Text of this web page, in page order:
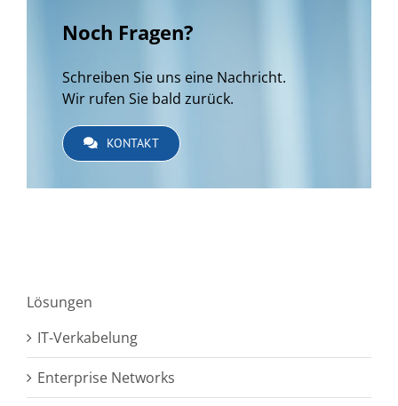
Noch Fragen?
Schreiben Sie uns eine Nachricht.
Wir rufen Sie bald zurück.
KONTAKT
Lösungen
IT-Verkabelung
Enterprise Networks